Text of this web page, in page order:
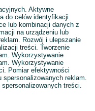
Aktywne
do celów identyfikacji.
lub kombinacji danych z
na urządzeniu lub
Rozwój i ulepszanie
treści. Tworzenie
Wykorzystywanie
Wykorzystywanie
Pomiar efektywności
reklam.
treści.